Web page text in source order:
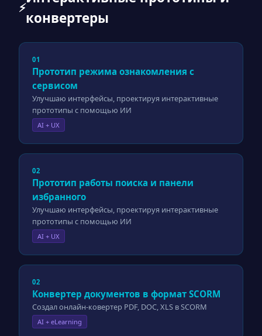
⚡
конвертеры
01
Прототип режима ознакомления с
сервисом
Улучшаю интерфейсы, проектируя интерактивные
прототипы с помощью ИИ
AI + UX
02
Прототип работы поиска и панели
избранного
Улучшаю интерфейсы, проектируя интерактивные
прототипы с помощью ИИ
AI + UX
02
Конвертер документов в формат SCORM
Создал онлайн-ковертер PDF, DOC, XLS в SCORM
AI + eLearning